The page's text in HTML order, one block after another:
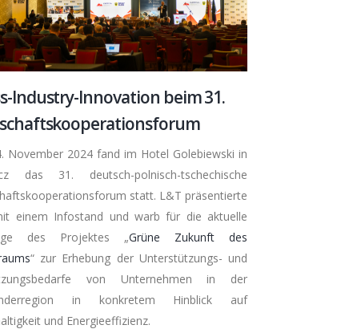
Industry-Innovation beim 31.
November 2024 fand im Hotel Golebiewski in
das 31. deutsch-polnisch-tschechische
statt. L&T präsentierte
einem Infostand und warb für die aktuelle
des Projektes „Grüne Zukunft des
“ zur Erhebung der Unterstützungs- und
von Unternehmen in der
in konkretem Hinblick auf
und Energieeffizienz.